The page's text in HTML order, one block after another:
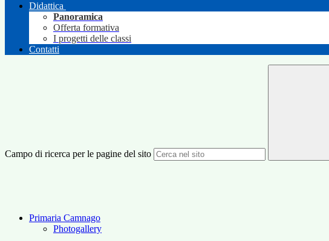
Didattica
Panoramica
Offerta formativa
I progetti delle classi
Contatti
Campo di ricerca per le pagine del sito
Primaria Camnago
Photogallery